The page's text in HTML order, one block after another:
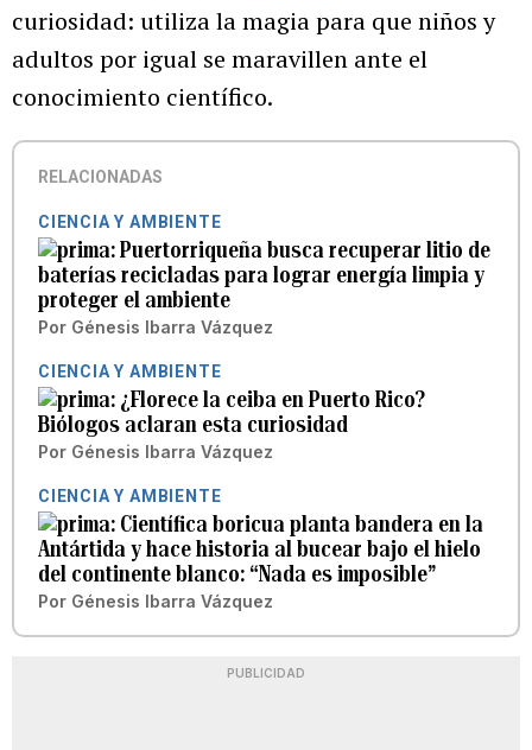
curiosidad: utiliza la magia para que niños y
adultos por igual se maravillen ante el
conocimiento científico.
RELACIONADAS
CIENCIA Y AMBIENTE
Puertorriqueña busca recuperar litio de
baterías recicladas para lograr energía limpia y
proteger el ambiente
Por Génesis Ibarra Vázquez
CIENCIA Y AMBIENTE
¿Florece la ceiba en Puerto Rico?
Biólogos aclaran esta curiosidad
Por Génesis Ibarra Vázquez
CIENCIA Y AMBIENTE
Científica boricua planta bandera en la
Antártida y hace historia al bucear bajo el hielo
del continente blanco: “Nada es imposible”
Por Génesis Ibarra Vázquez
PUBLICIDAD